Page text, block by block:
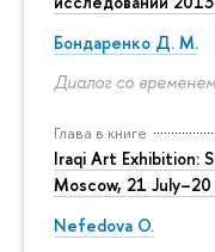
Бондаренко Д. М.
Диалог со
Глава в книге
Iraqi Art Exhibition:
Moscow, 21
Nefedova O.